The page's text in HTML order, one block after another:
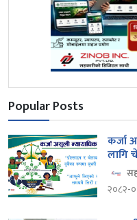
Popular Posts
कर्जा
लागि
२०८२-